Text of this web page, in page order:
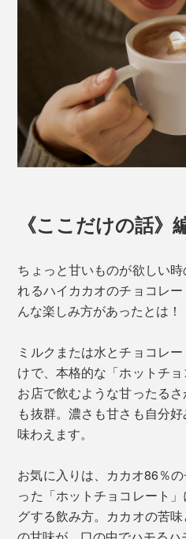
《ここだけの話》
ちょっと甘いものが欲しい
れるハイカカオのチョコレ
んな楽しみ方があったとは！
ミルクまたは水とチョコレ
けで、本格的な「ホットチョ
お店で飲むような甘ったる
も抜群。濃さも甘さも自分
味わえます。
お気に入りは、カカオ86％
った「ホットチョコレート
グする飲み方。カカオの苦